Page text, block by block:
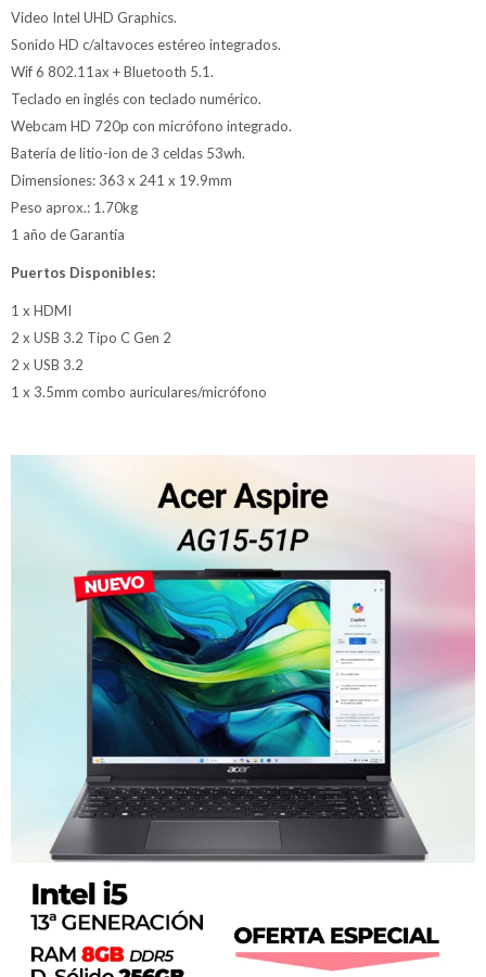
Video Intel UHD Graphics.
Sonido HD c/altavoces estéreo integrados.
Wif 6 802.11ax + Bluetooth 5.1.
Teclado en inglés con teclado numérico.
Webcam HD 720p con micrófono integrado.
Batería de litio-ion de 3 celdas 53wh.
Dimensiones: 363 x 241 x 19.9mm
Peso aprox.: 1.70kg
1 año de Garantía
Puertos Disponibles:
1 x HDMI
2 x USB 3.2 Tipo C Gen 2
2 x USB 3.2
1 x 3.5mm combo auriculares/micrófono